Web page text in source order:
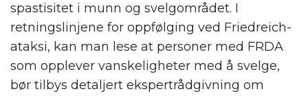
spastisitet i munn og svelgområdet. I
retningslinjene for oppfølging ved Friedreich-
ataksi, kan man lese at personer med FRDA
som opplever vanskeligheter med å svelge,
bør tilbys detaljert ekspertrådgivning om